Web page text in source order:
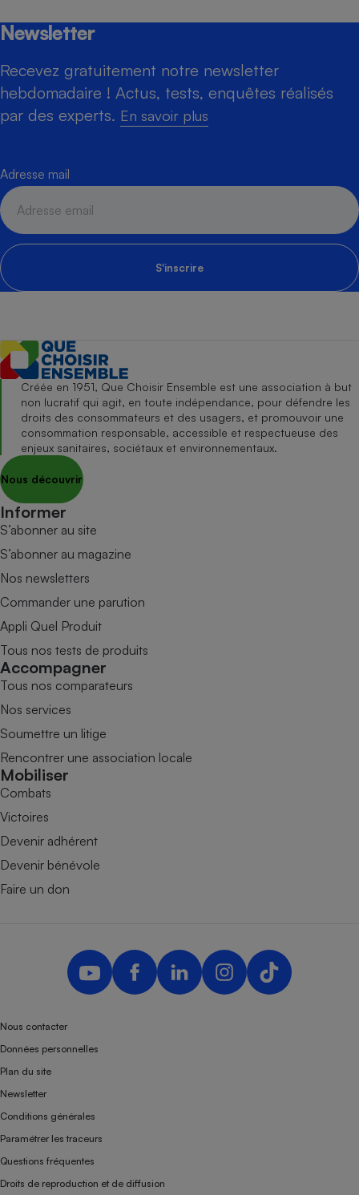
Newsletter
Recevez gratuitement notre newsletter
hebdomadaire ! Actus, tests, enquêtes réalisés
par des experts. En savoir plus
Adresse mail
S'inscrire
Créée en 1951, Que Choisir Ensemble est une association à but
non lucratif qui agit, en toute indépendance, pour défendre les
droits des consommateurs et des usagers, et promouvoir une
consommation responsable, accessible et respectueuse des
enjeux sanitaires, sociétaux et environnementaux.
Nous découvrir
Informer
S’abonner au site
S’abonner au magazine
Nos newsletters
Commander une parution
Appli Quel Produit
Tous nos tests de produits
Accompagner
Tous nos comparateurs
Nos services
Soumettre un litige
Rencontrer une association locale
Mobiliser
Combats
Victoires
Devenir adhérent
Devenir bénévole
Faire un don
Nous contacter
Données personnelles
Plan du site
Newsletter
Conditions générales
Paramétrer les traceurs
Questions fréquentes
Droits de reproduction et de diffusion